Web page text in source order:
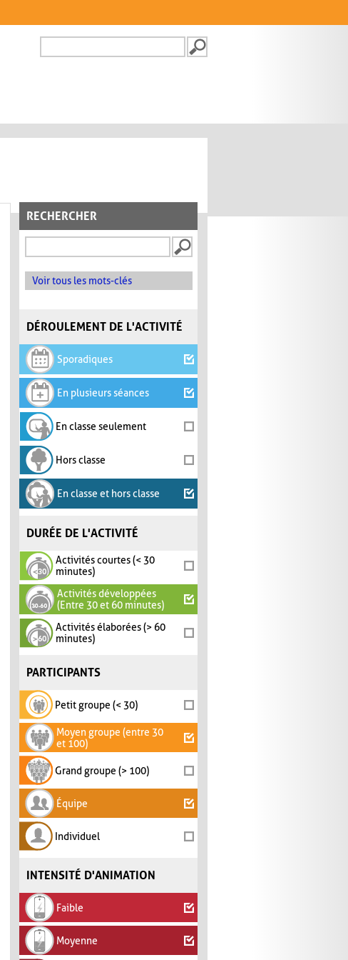
FORMULAIRE DE
RECHERCHER
Voir tous les mots-clés
DÉROULEMENT DE L'ACTIVITÉ
Sporadiques
En plusieurs séances
En classe seulement
Hors classe
En classe et hors classe
DURÉE DE L'ACTIVITÉ
Activités courtes (< 30
minutes)
Activités développées
(Entre 30 et 60 minutes)
Activités élaborées (> 60
minutes)
PARTICIPANTS
Petit groupe (< 30)
Moyen groupe (entre 30
et 100)
Grand groupe (> 100)
Équipe
Individuel
INTENSITÉ D'ANIMATION
Faible
Moyenne